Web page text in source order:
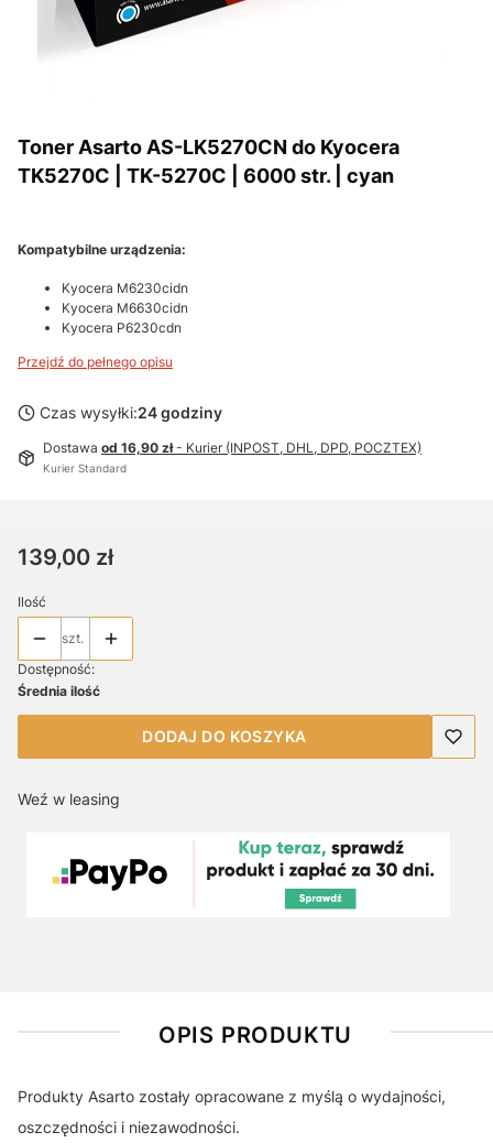
Toner Asarto AS-LK5270CN do Kyocera
TK5270C | TK-5270C | 6000 str. | cyan
Kompatybilne urządzenia:
Kyocera M6230cidn
Kyocera M6630cidn
Kyocera P6230cdn
Przejdź do pełnego opisu
Czas wysyłki:24 godziny
Dostawa od 16,90 zł- Kurier (INPOST, DHL, DPD, POCZTEX)
Kurier Standard
Cena
139,00 zł
Ilość
szt.
Dostępność:
Średnia ilość
DODAJ DO KOSZYKA
Weź w leasing
OPIS PRODUKTU
Produkty Asarto zostały opracowane z myślą o wydajności,
oszczędności i niezawodności.